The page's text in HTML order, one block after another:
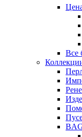
Все